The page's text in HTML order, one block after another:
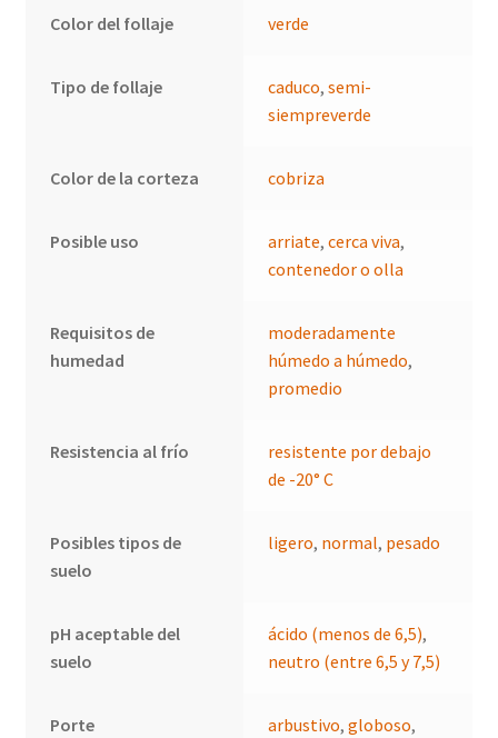
Color del follaje verde
Tipo de follaje caduco,semi-
siempreverde
Color de la corteza cobriza
Posible uso arriate,cerca viva,
contenedor o olla
Requisitos de
humedad
moderadamente
húmedo a húmedo,
promedio
Resistencia al frío
resistente por debajo
de -20° C
Posibles tipos de
suelo
ligero, normal, pesado
pH aceptable del
suelo
ácido (menos de 6,5),
neutro (entre 6,5 y 7,5)
Porte arbustivo,globoso,